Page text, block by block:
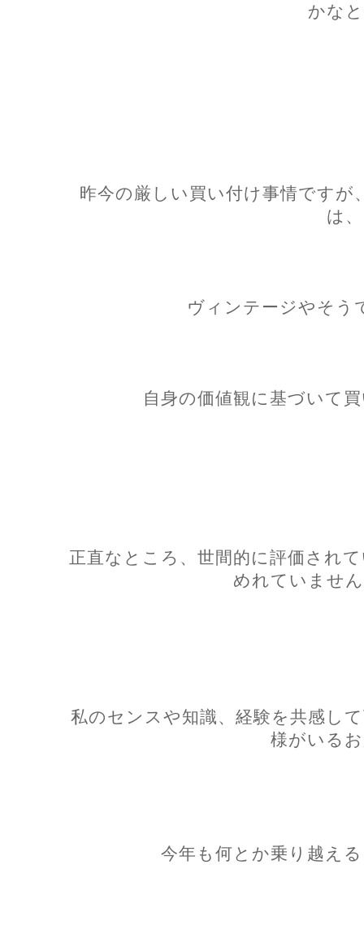
かな
昨今の厳しい買い付け事情です
は、
ヴィンテージやそう
自身の価値観に基づいて
正直なところ、世間的に評価され
めれていませ
私のセンスや知識、経験を共感し
様がいる
今年も何とか乗り越え